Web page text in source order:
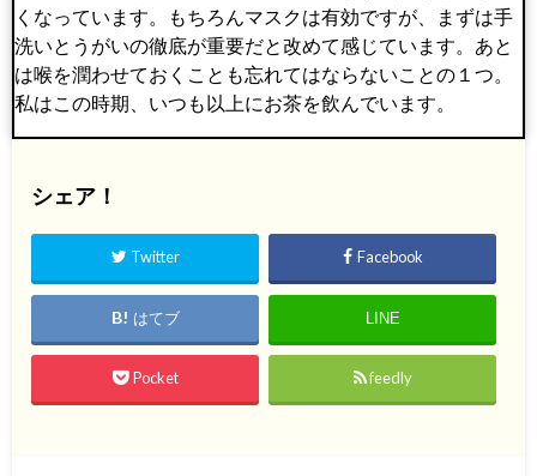
くなっています。もちろんマスクは有効ですが、まずは手
洗いとうがいの徹底が重要だと改めて感じています。あと
は喉を潤わせておくことも忘れてはならないことの１つ。
私はこの時期、いつも以上にお茶を飲んでいます。
シェア！
Twitter Facebook
はてブ LINE
Pocket feedly